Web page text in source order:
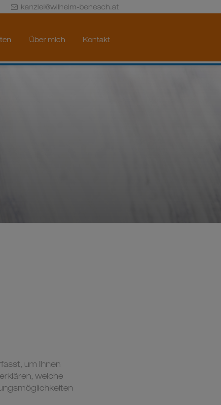
kanzlei@wilhelm-benesch.at
Über mich Kontakt
um Ihnen
welche